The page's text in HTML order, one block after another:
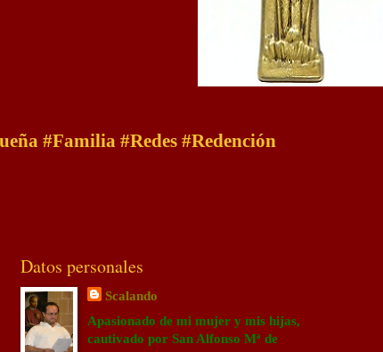
#Familia #Redes #Redención
Datos personales
Scalando
Apasionado de mi mujer y mis hijas,
cautivado por San Alfonso Mª de